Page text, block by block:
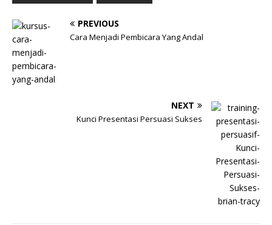
PREVIOUS
Cara Menjadi Pembicara Yang Andal
NEXT
Kunci Presentasi Persuasi Sukses